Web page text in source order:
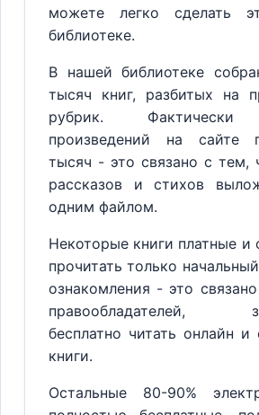
можете легко сделать
библиотеке.
В нашей библиотеке
тысяч книг, разбитых на
рубрик. Фактически
произведений на сайте
тысяч - это связано с тем,
рассказов и стихов
одним файлом.
Некоторые книги платные и
прочитать только
ознакомления - это
правообладателей,
бесплатно читать онлайн и
книги.
Остальные 80-90%